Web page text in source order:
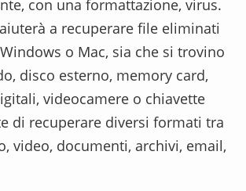
di recupero per disco rigido
può essere usato una
quando viene reinstallato il
con una formattazione, virus.
a recuperare file eliminati
o Mac, sia che si trovino
disco esterno, memory card,
videocamere o chiavette
di recuperare diversi formati tra
video, documenti, archivi, email,